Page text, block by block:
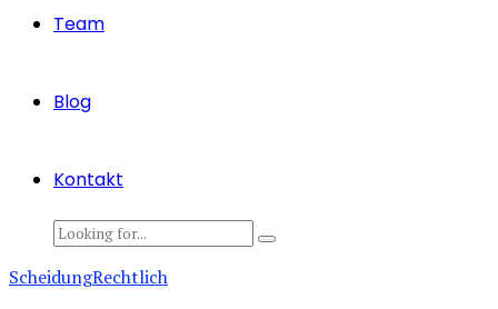
Team
Blog
Kontakt
ScheidungRechtlich